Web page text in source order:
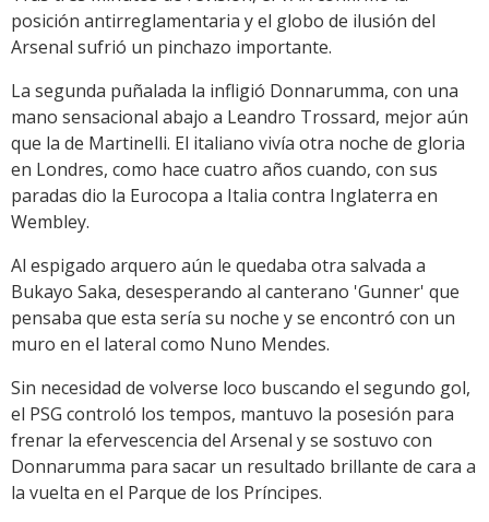
posición antirreglamentaria y el globo de ilusión del
Arsenal sufrió un pinchazo importante.
La segunda puñalada la infligió Donnarumma, con una
mano sensacional abajo a Leandro Trossard, mejor aún
que la de Martinelli. El italiano vivía otra noche de gloria
en Londres, como hace cuatro años cuando, con sus
paradas dio la Eurocopa a Italia contra Inglaterra en
Wembley.
Al espigado arquero aún le quedaba otra salvada a
Bukayo Saka, desesperando al canterano 'Gunner' que
pensaba que esta sería su noche y se encontró con un
muro en el lateral como Nuno Mendes.
Sin necesidad de volverse loco buscando el segundo gol,
el PSG controló los tempos, mantuvo la posesión para
frenar la efervescencia del Arsenal y se sostuvo con
Donnarumma para sacar un resultado brillante de cara a
la vuelta en el Parque de los Príncipes.